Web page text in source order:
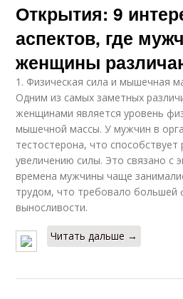
Открытия: 9
аспектов, где
женщины
1. Физическая сила и мышечная
Одним из самых заметных
женщинами является уровень
мышечной массы. У мужчин в
тестостерона, что
увеличению силы. Это связано с
времена мужчины чаще
трудом, что требовало большей
выносливости.
Читать дальше →